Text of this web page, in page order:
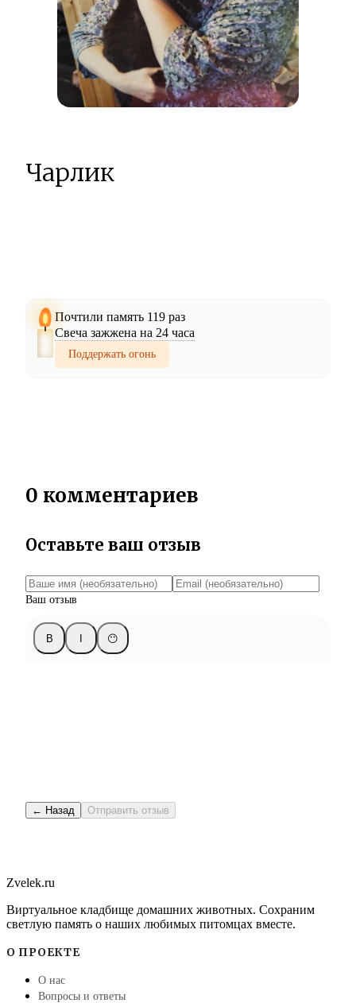
Чарлик
Почтили память 119 раз
Свеча зажжена на 24 часа
Поддержать огонь
0 комментариев
Оставьте ваш отзыв
Ваш отзыв
B I 😶
← Назад Отправить отзыв
Zvelek.ru
Виртуальное кладбище домашних животных. Сохраним
светлую память о наших любимых питомцах вместе.
О ПРОЕКТЕ
О нас
Вопросы и ответы